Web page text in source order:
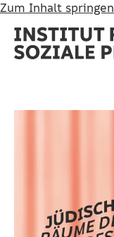
Zum Inhalt springen